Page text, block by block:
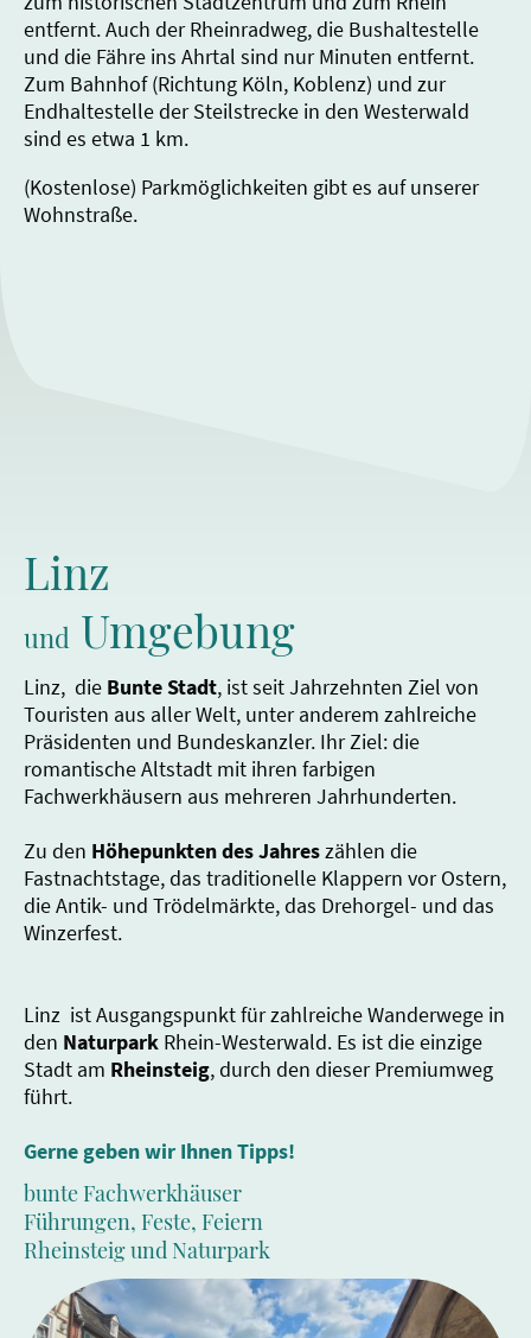
entfernt. Auch der Rheinradweg, die Bushaltestelle
und die Fähre ins Ahrtal sind nur Minuten entfernt.
Zum Bahnhof (Richtung Köln, Koblenz) und zur
Endhaltestelle der Steilstrecke in den Westerwald
sind es etwa 1 km.
(Kostenlose) Parkmöglichkeiten gibt es auf unserer
Wohnstraße.
Linz
und Umgebung
Linz, die Bunte Stadt, ist seit Jahrzehnten Ziel von
Touristen aus aller Welt, unter anderem zahlreiche
Präsidenten und Bundeskanzler. Ihr Ziel: die
romantische Altstadt mit ihren farbigen
Fachwerkhäusern aus mehreren Jahrhunderten.
Zu den Höhepunkten des Jahreszählen die
Fastnachtstage, das traditionelle Klappern vor Ostern,
die Antik- und Trödelmärkte, das Drehorgel- und das
Winzerfest.
Linz ist Ausgangspunkt für zahlreiche Wanderwege in
den Naturpark Rhein-Westerwald. Es ist die einzige
Stadt am Rheinsteig, durch den dieser Premiumweg
führt.
Gerne geben wir Ihnen Tipps!
bunte Fachwerkhäuser
Führungen, Feste, Feiern
Rheinsteig und Naturpark